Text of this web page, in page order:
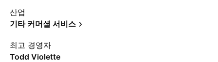
산업
기타 커머셜 서비스
최고 경영자
Todd Violette